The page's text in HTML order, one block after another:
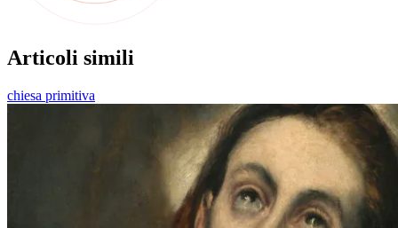
Articoli simili
chiesa primitiva